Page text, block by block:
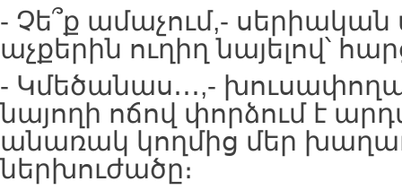
- Չե՞ք ամաչում,-
աչքերին ուղիղ նայելով՝
- Կմեծանաս․․․,-
նայողի ոճով փորձում է
անառակ կողմից մեր
ներխուժածը։